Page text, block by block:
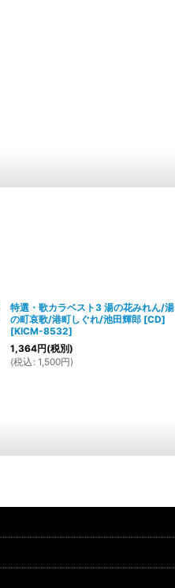
特選・歌カラベスト3 湯の花みれん/湯
の町哀歌/港町しぐれ/池田輝郎 [CD]
[KICM-8532]
1,364円(税別)
(税込 : 1,500円)